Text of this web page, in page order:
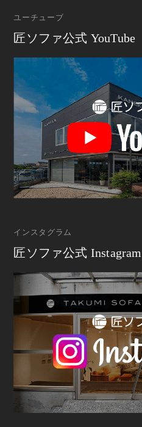
ユーチューブ
匠ソファ公式 YouTube
インスタグラム
匠ソファ公式 Instagram